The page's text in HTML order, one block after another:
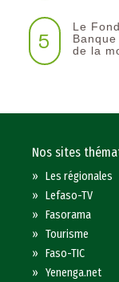
5
Le
de la
Nos sites
»Les régionales
»Lefaso-TV
»Fasorama
»Tourisme
»Faso-TIC
»Yenenga.net